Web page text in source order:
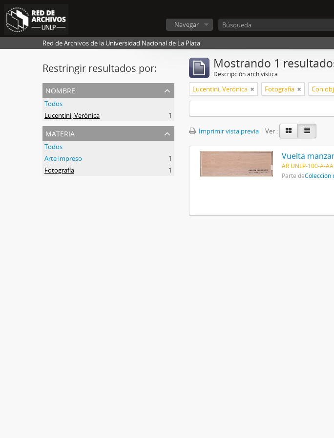
Navegar
Red de Archivos de la Universidad Nacional de La Plata
Restringir resultados por:
nombre
Todos
Lucentini, Verónica
1
materia
Todos
Arte impreso
1
Fotografía
1
Mostrando 1
Descripción archivística
Lucentini, Verónica Fotografía Con
Imprimir vista previa Ver :
Vuelta
AR UNLP-100-A-
Parte deColección